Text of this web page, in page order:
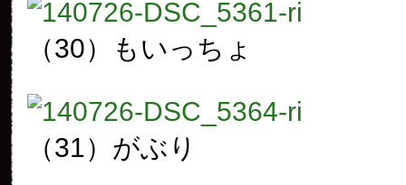
（30）もいっちょ
（31）がぶり